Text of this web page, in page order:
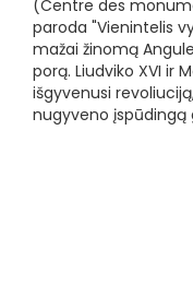
(Centre des
paroda "Vienintelis
mažai žinomą
porą. Liudviko XVI ir
išgyvenusi
nugyveno įspūdingą